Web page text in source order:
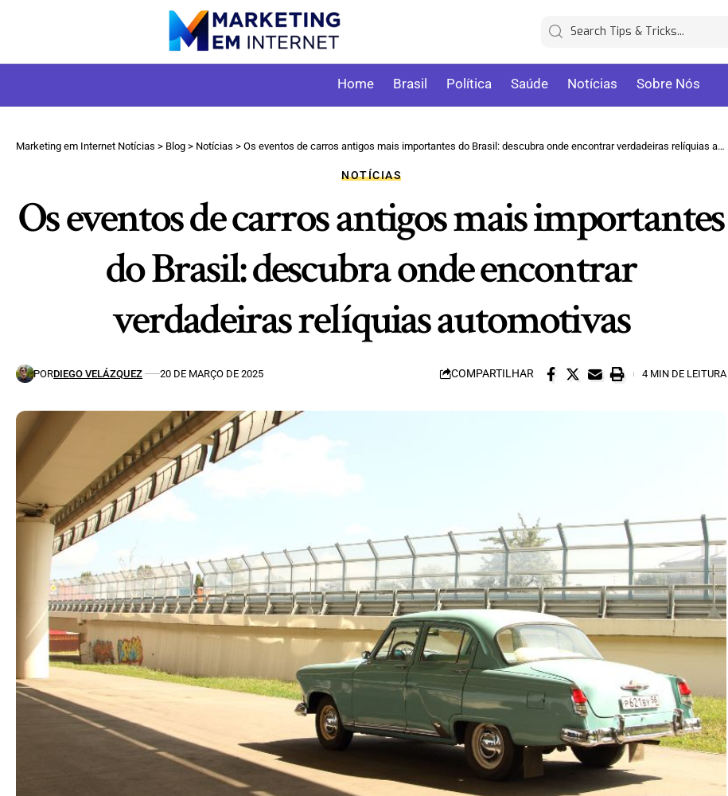
Home Brasil Política Saúde Notícias Sobre Nós
Marketing em Internet Notícias > Blog > Notícias > Os eventos de carros antigos mais importantes do Brasil: descubra onde encontrar verdadeiras relíquias automotivas
NOTÍCIAS
Os eventos de carros antigos mais importantes
do Brasil: descubra onde encontrar
verdadeiras relíquias automotivas
PORDIEGO VELÁZQUEZ 20 DE MARÇO DE 2025 COMPARTILHAR 4 MIN DE LEITURA